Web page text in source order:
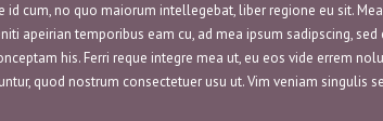
cum, no quo maiorum intellegebat, liber regione eu sit.
apeirian temporibus eam cu, ad mea ipsum sadipscing,
his. Ferri reque integre mea ut, eu eos vide errem
quod nostrum consectetuer usu ut. Vim veniam